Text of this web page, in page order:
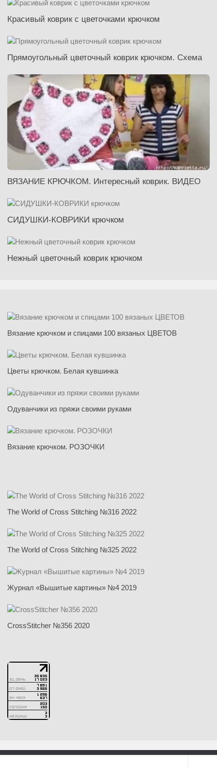
Красивый коврик с цветочками крючком
Прямоугольный цветочный коврик крючком. Схема
ВЯЗАНИЕ КРЮЧКОМ. Интересный коврик. ВИДЕО
СИДУШКИ-КОВРИКИ крючком
Нежный цветочный коврик крючком
Вязание крючком и спицами 100 вязаных ЦВЕТОВ
Цветы крючком. Белая кувшинка
Одуванчики из пряжи своими руками
Вязание крючком. РОЗОЧКИ
The World of Cross Stitching №316 2022
The World of Cross Stitching №325 2022
Журнал «Вышитые картины» №4 2019
CrossStitcher №356 2020